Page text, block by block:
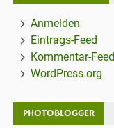
Anmelden
Eintrags-Feed
Kommentar-Feed
WordPress.org
PHOTOBLOGGER